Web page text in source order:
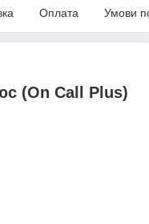
Оплата Умови
(On Call Plus)